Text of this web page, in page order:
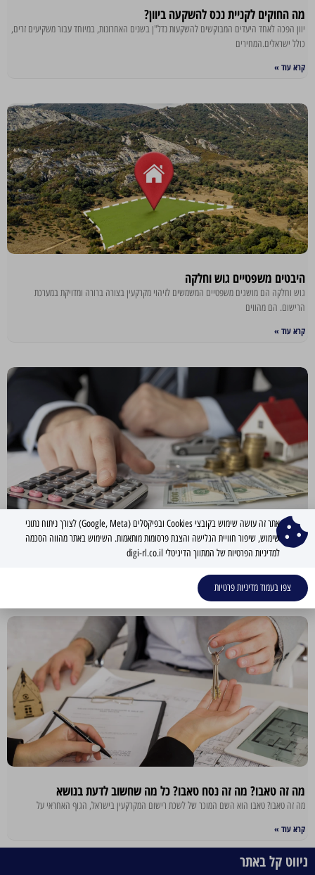
מה החוקים לקניית נכס להשקעה ביוון?
יוון הפכה לאחד היעדים המבוקשים להשקעות נדל"ן בשנים האחרונות, במיוחד עבור משקיעים זרים,
כולל ישראלים.המחירים
קרא עוד »
היבטים משפטיים גוש וחלקה
גוש וחלקה הם מושגים משפטיים המשמשים לזיהוי מקרקעין בצורה ברורה ומדויקת במערכת
הרישום. הם מהווים
קרא עוד »
סוגי המיסים החלים במכירת נכס נדל"ני בישראל
מכירת נכס נדל"ני בישראל כרוכה במספר מיסים אפשריים. מס שבח מס שבח הוא מס המוטל
קרא עוד »
מה זה טאבו? מה זה נסח טאבו? כל מה שחשוב לדעת בנושא
מה זה טאבו? טאבו הוא השם המוכר של לשכת רישום המקרקעין בישראל, הגוף האחראי על
קרא עוד »
ניווט קל באתר
אתר זה עושה שימוש בקובצי Cookies ובפיקסלים (Google, Meta) לצורך ניתוח נתוני
שימוש, שיפור חוויית הגלישה והצגת פרסומות מותאמות. השימוש באתר מהווה הסכמה
למדיניות הפרטיות של המתווך הדיגיטלי digi-rl.co.il
צפו בעמוד מדיניות פרטיות